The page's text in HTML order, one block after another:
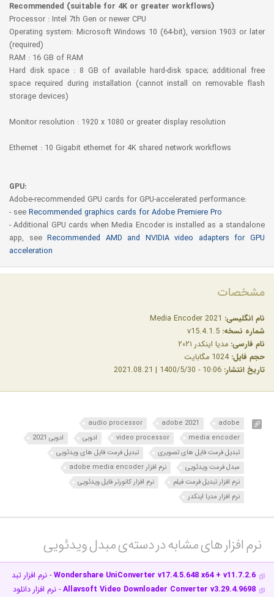
Recommended (suitable for 4K or greater workflows)
Processor : Intel 7th Gen or newer CPU
Operating system: Microsoft Windows 10 (64-bit), version 1903 or later
(required)
RAM : 16 GB of RAM
Hard disk space : 8 GB of available hard-disk space; additional free
space required during installation (cannot install on removable flash
storage devices)
Monitor resolution : 1920 x 1080 or greater display resolution
Ethernet : 10 Gigabit ethernet for 4K shared network workflows
GPU:
Adobe-recommended GPU cards for GPU-accelerated performance:
- see Recommended graphics cards for Adobe Premiere Pro
- Additional GPU cards when Media Encoder is installed as a standalone
app, seeRecommended AMD and NVIDIA video adapters for GPU
acceleration
مشخصات
نام انگلیسی:
شماره نسخه:
نام فارسی: مدیا اینکدر ۲۰۲۱
حجم فایل: 1024 مگابایت
تاریخ انتشار:
adobe
adobe 2021
audio processor
media encoder
video processor ادوبی
ادوبی 2021
تبدیل فرمت فایل های تصویری
تبدیل فرمت فایل های ویدئویی
مبدل فرمت ویدئویی
نرم افزار adobe media encoder
نرم افزار تبدیل فرمت فیلم
نرم افزار کانورتر فایل ویدئویی
نرم افزار مدیا اینکدر
نرم افزار های مشابه در دسته‌ی‌ مبدل ویدئویی‎
Wondershare UniConverter v17.4.5.648 x64 + v11.7.2.6- نرم افزار
Allavsoft Video Downloader Converter v3.29.4.9698- نرم افزار